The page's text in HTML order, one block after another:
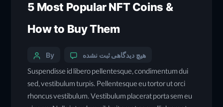
5 Most Popular NFT Coins &
How to Buy Them
By هیچ دیدگاهیثبت نشده
Suspendisse id libero pellentesque, condimentum dui
sed, vestibulum turpis. Pellentesque eu tortor ut orci
rhoncus vestibulum. Vestibulum placerat porta sem eu